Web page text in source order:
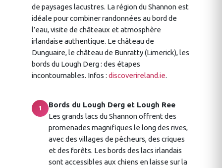
de paysages lacustres. La région du Shannon est
idéale pour combiner randonnées au bord de
l’eau, visite de châteaux et atmosphère
irlandaise authentique. Le château de
Dunguaire, le château de Bunratty (Limerick), les
bords du Lough Derg : des étapes
incontournables. Infos : discoverireland.ie.
1
Bords du Lough Derg et Lough Ree
Les grands lacs du Shannon offrent des
promenades magnifiques le long des rives,
avec des villages de pêcheurs, des criques
et des forêts. Les bords des lacs irlandais
sont accessibles aux chiens en laisse sur la